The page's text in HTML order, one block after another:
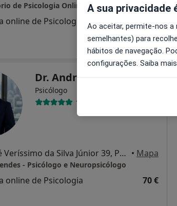
de Psicologia Online - Portimão
online de Psicologia desde 55 €
Dr. André Mendes
Psicólogo
11 opiniões
Rua José Veríssimo da Silva Júnior 39, Portimão • Mapa
- Psicólogo e Neuropsicólogo
online de Psicologia 70 €
A sua privacidade
Ao aceitar, permite-nos
semelhantes) para
hábitos de navegação.
configurações. Saiba